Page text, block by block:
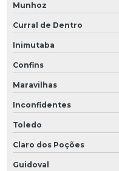
Munhoz
Curral de Dentro
Inimutaba
Confins
Maravilhas
Inconfidentes
Toledo
Claro dos Poções
Guidoval